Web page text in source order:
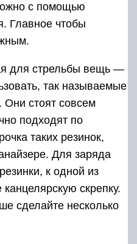
с помощью
Главное чтобы
для стрельбы вещь —
так называемые
Они стоят совсем
подходят по
таких резинок,
Для заряда
к одной из
скрепку.
сделайте несколько